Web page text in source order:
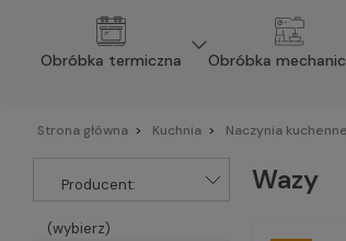
Obróbka termiczna Obróbka
Strona główna Kuchnia Naczynia kuchenne
Producent:
(wybierz)
Wazy